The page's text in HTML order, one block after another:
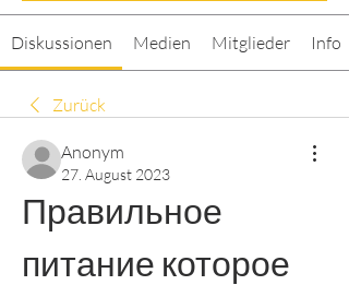
Diskussionen Medien Mitglieder Info
Zurück
Anonym
27. August 2023
Правильное
питание которое